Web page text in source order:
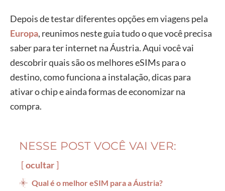
Depois de testar diferentes opções em viagens pela
Europa, reunimos neste guia tudo o que você precisa
saber para ter internet na Áustria. Aqui você vai
descobrir quais são os melhores eSIMs para o
destino, como funciona a instalação, dicas para
ativar o chip e ainda formas de economizar na
compra.
NESSE POST VOCÊ VAI VER:
ocultar
Qual é o melhor eSIM para a Áustria?